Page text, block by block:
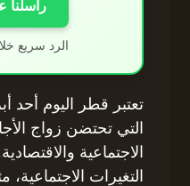
راسلنا
الرد سريع
تعتبر قطر اليوم أحد
التي تحتضن زواج
الاجتماعية
التغيرات